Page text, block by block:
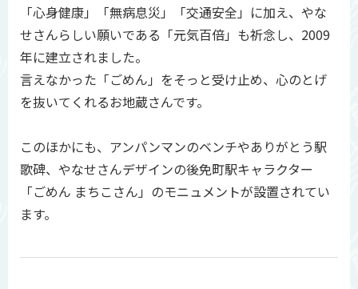
「心身健康」「無病息災」「交通安全」に加え、やな
せさんらしい願いである「元気百倍」も祈念し、2009
年に建立されました。
言えなかった「ごめん」をそっと受け止め、心のとげ
を抜いてくれるお地蔵さんです。
このほかにも、アンパンマンのベンチやありがとう駅
歌碑、やなせさんデザインの後免町駅キャラクター
「ごめん まちこさん」のモニュメントが設置されてい
ます。